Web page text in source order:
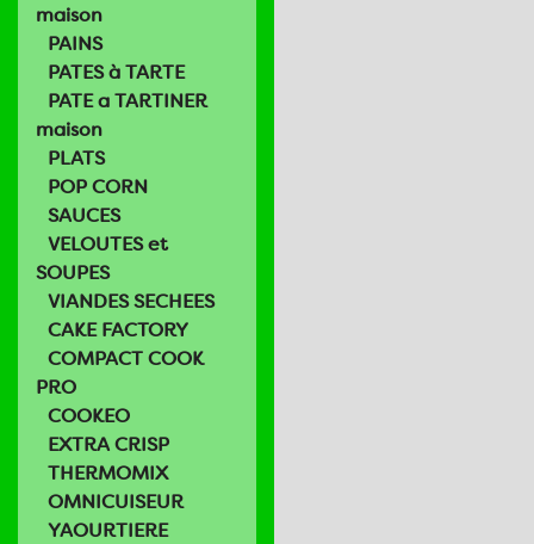
maison
PAINS
PATES à TARTE
PATE a TARTINER
maison
PLATS
POP CORN
SAUCES
VELOUTES et
SOUPES
VIANDES SECHEES
CAKE FACTORY
COMPACT COOK
PRO
COOKEO
EXTRA CRISP
THERMOMIX
OMNICUISEUR
YAOURTIERE